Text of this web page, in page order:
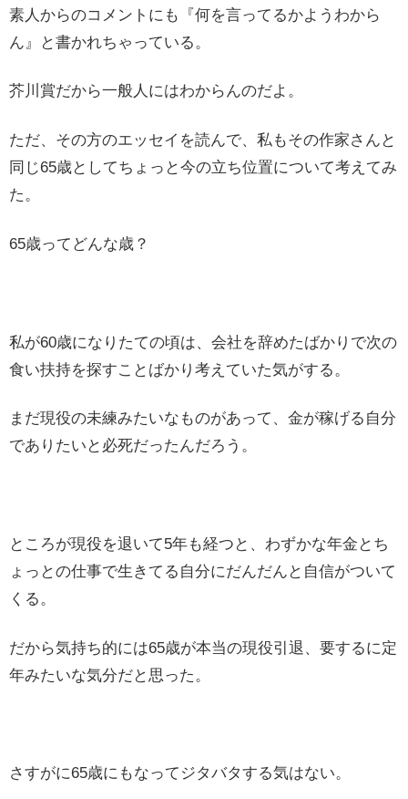
素人からのコメントにも『何を言ってるかようわから
ん』と書かれちゃっている。
芥川賞だから一般人にはわからんのだよ。
ただ、その方のエッセイを読んで、私もその作家さんと
同じ65歳としてちょっと今の立ち位置について考えてみ
た。
65歳ってどんな歳？
私が60歳になりたての頃は、会社を辞めたばかりで次の
食い扶持を探すことばかり考えていた気がする。
まだ現役の未練みたいなものがあって、金が稼げる自分
でありたいと必死だったんだろう。
ところが現役を退いて5年も経つと、わずかな年金とち
ょっとの仕事で生きてる自分にだんだんと自信がついて
くる。
だから気持ち的には65歳が本当の現役引退、要するに定
年みたいな気分だと思った。
さすがに65歳にもなってジタバタする気はない。